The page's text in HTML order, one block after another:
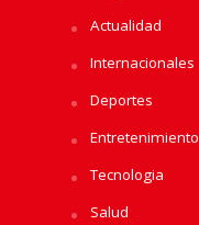
Actualidad
Internacionales
Deportes
Entretenimiento
Tecnologia
Salud